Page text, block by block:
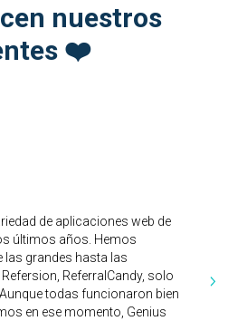
nuestros
❤️
de aplicaciones web de
últimos años. Hemos
las grandes hasta las
ReferralCandy, solo
todas funcionaron bien
en ese momento, Genius